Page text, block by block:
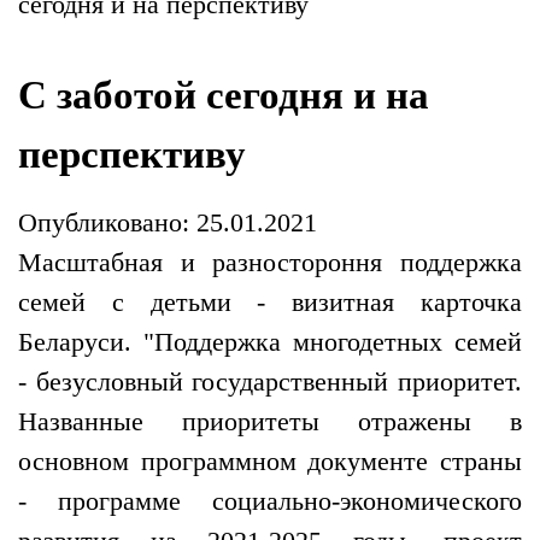
С заботой сегодня и на
перспективу
Опубликовано: 25.01.2021
Масштабная и разностороння поддержка
семей с детьми - визитная карточка
Беларуси. "Поддержка многодетных семей
- безусловный государственный приоритет.
Названные приоритеты отражены в
основном программном документе страны
- программе социально-экономического